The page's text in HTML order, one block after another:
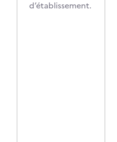
d’établissement.